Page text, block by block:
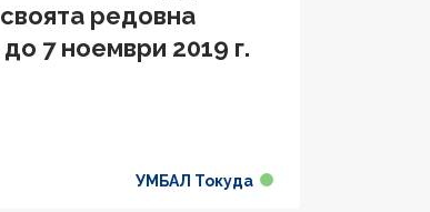
редовна
7 ноември 2019 г.
УМБАЛ Токуда